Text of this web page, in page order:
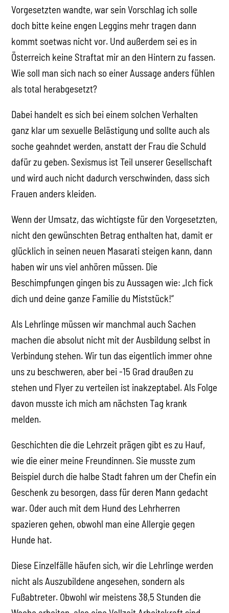
Vorgesetzten wandte, war sein Vorschlag ich solle
doch bitte keine engen Leggins mehr tragen dann
kommt soetwas nicht vor. Und außerdem sei es in
Österreich keine Straftat mir an den Hintern zu fassen.
Wie soll man sich nach so einer Aussage anders fühlen
als total herabgesetzt?
Dabei handelt es sich bei einem solchen Verhalten
ganz klar um sexuelle Belästigung und sollte auch als
soche geahndet werden, anstatt der Frau die Schuld
dafür zu geben. Sexismus ist Teil unserer Gesellschaft
und wird auch nicht dadurch verschwinden, dass sich
Frauen anders kleiden.
Wenn der Umsatz, das wichtigste für den Vorgesetzten,
nicht den gewünschten Betrag enthalten hat, damit er
glücklich in seinen neuen Masarati steigen kann, dann
haben wir uns viel anhören müssen. Die
Beschimpfungen gingen bis zu Aussagen wie: „Ich fick
dich und deine ganze Familie du Miststück!“
Als Lehrlinge müssen wir manchmal auch Sachen
machen die absolut nicht mit der Ausbildung selbst in
Verbindung stehen. Wir tun das eigentlich immer ohne
uns zu beschweren, aber bei -15 Grad draußen zu
stehen und Flyer zu verteilen ist inakzeptabel. Als Folge
davon musste ich mich am nächsten Tag krank
melden.
Geschichten die die Lehrzeit prägen gibt es zu Hauf,
wie die einer meine Freundinnen. Sie musste zum
Beispiel durch die halbe Stadt fahren um der Chefin ein
Geschenk zu besorgen, dass für deren Mann gedacht
war. Oder auch mit dem Hund des Lehrherren
spazieren gehen, obwohl man eine Allergie gegen
Hunde hat.
Diese Einzelfälle häufen sich, wir die Lehrlinge werden
nicht als Auszubildene angesehen, sondern als
Fußabtreter. Obwohl wir meistens 38,5 Stunden die